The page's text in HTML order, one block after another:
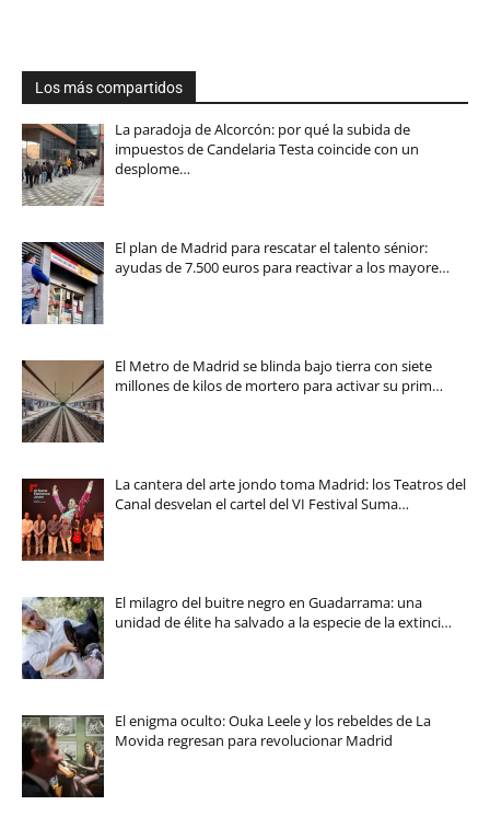
Los más compartidos
La paradoja de Alcorcón: por qué la subida de
impuestos de Candelaria Testa coincide con un
desplome…
El plan de Madrid para rescatar el talento sénior:
ayudas de 7.500 euros para reactivar a los mayore…
El Metro de Madrid se blinda bajo tierra con siete
millones de kilos de mortero para activar su prim…
La cantera del arte jondo toma Madrid: los Teatros del
Canal desvelan el cartel del VI Festival Suma…
El milagro del buitre negro en Guadarrama: una
unidad de élite ha salvado a la especie de la extinci…
El enigma oculto: Ouka Leele y los rebeldes de La
Movida regresan para revolucionar Madrid